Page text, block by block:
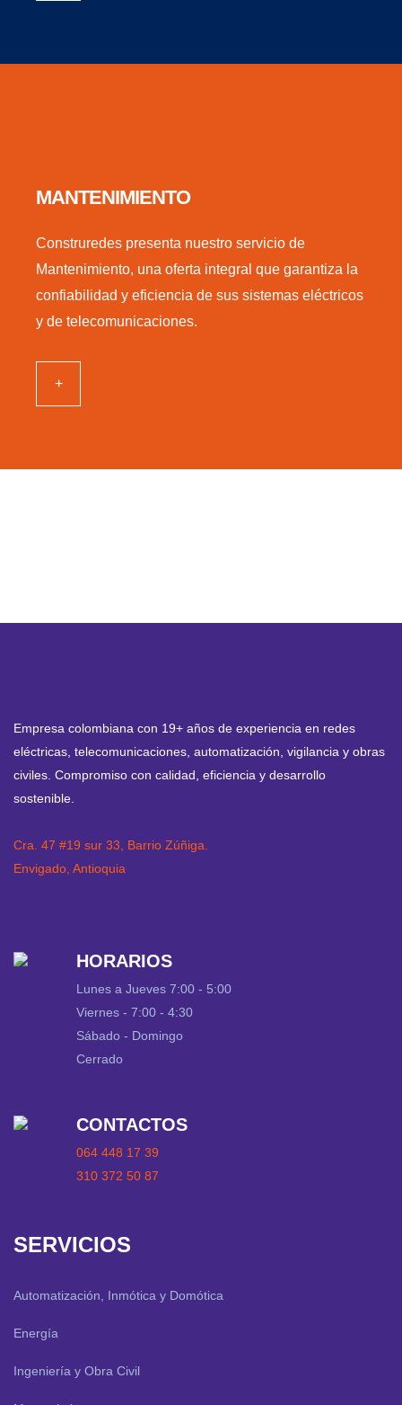
MANTENIMIENTO
Construredes presenta nuestro servicio de
Mantenimiento, una oferta integral que garantiza la
confiabilidad y eficiencia de sus sistemas eléctricos
y de telecomunicaciones.
+
Empresa colombiana con 19+ años de experiencia en redes
eléctricas, telecomunicaciones, automatización, vigilancia y obras
civiles. Compromiso con calidad, eficiencia y desarrollo
sostenible.
Cra. 47 #19 sur 33, Barrio Zúñiga.
Envigado, Antioquia
HORARIOS
Lunes a Jueves 7:00 - 5:00
Viernes - 7:00 - 4:30
Sábado - Domingo
Cerrado
CONTACTOS
064 448 17 39
310 372 50 87
SERVICIOS
Automatización, Inmótica y Domótica
Energía
Ingeniería y Obra Civil